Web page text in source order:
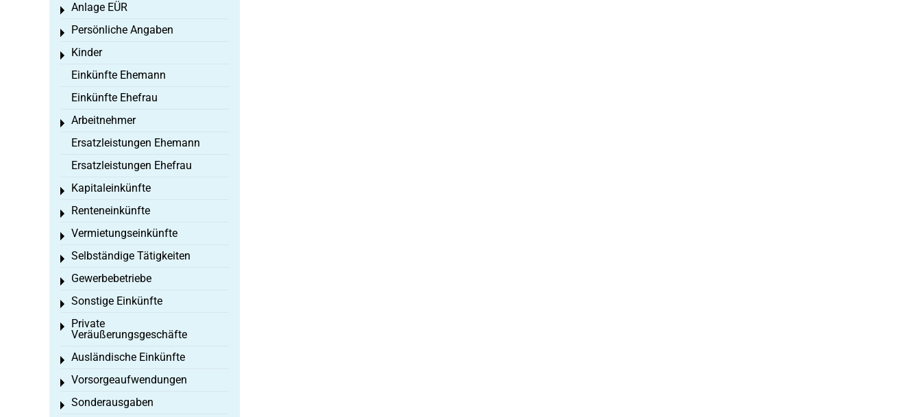
Anlage EÜR
Toggle menu
Persönliche Angaben
Toggle menu
Kinder
Toggle menu
Einkünfte Ehemann
Einkünfte Ehefrau
Arbeitnehmer
Toggle menu
Ersatzleistungen Ehemann
Ersatzleistungen Ehefrau
Kapitaleinkünfte
Toggle menu
Renteneinkünfte
Toggle menu
Vermietungseinkünfte
Toggle menu
Selbständige Tätigkeiten
Toggle menu
Gewerbebetriebe
Toggle menu
Sonstige Einkünfte
Toggle menu
Private
Veräußerungsgeschäfte
Toggle menu
Ausländische Einkünfte
Toggle menu
Vorsorgeaufwendungen
Toggle menu
Sonderausgaben
Toggle menu